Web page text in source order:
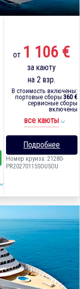
от 1 106 €
за каюту
на 2 взр.
В стоимость включены:
портовые сборы 360 €
сервисные сборы
включены
все каюты
Подробнее
Номер круиза: 21280-
PR20270115SOUSOU